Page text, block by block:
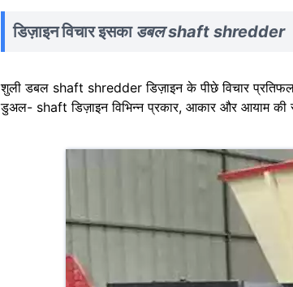
डिज़ाइन विचार इसका डबल shaft shredder
शुली डबल shaft shredder डिज़ाइन के पीछे विचार
डुअल- shaft डिज़ाइन विभिन्न प्रकार, आकार और आयाम की